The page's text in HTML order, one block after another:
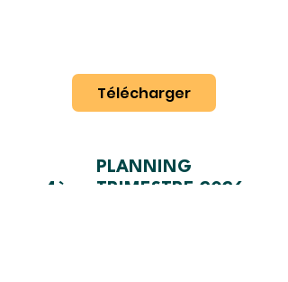
Télécharger
PLANNING
4ème TRIMESTRE 2026